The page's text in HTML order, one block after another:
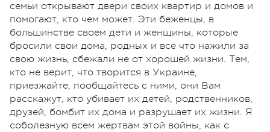
семьи открывают двери своих квартир и домов и
помогают, кто чем может. Эти беженцы, в
большинстве своем дети и женщины, которые
бросили свои дома, родных и все что нажили за
свою жизнь, сбежали не от хорошей жизни. Тем,
кто не верит, что творится в Украине,
приезжайте, пообщайтесь с ними, они Вам
расскажут, кто убивает их детей, родственников,
друзей, бомбит их дома и разрушает их жизни. Я
соболезную всем жертвам этой войны, как с